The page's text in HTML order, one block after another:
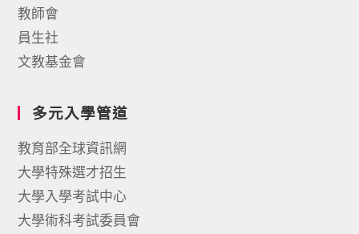
教師會
員生社
文教基金會
多元入學管道
教育部全球資訊網
大學特殊選才招生
大學入學考試中心
大學術科考試委員會